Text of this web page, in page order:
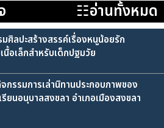
☷อ่านทั้งหมด
ศิลปะสร้างสรรค์เรื่องหนูน้อยรัก
อเล็กสำหรับเด็กปฐมวัย
รรมการเล่านิทานประกอบภาพของ
ยนอนุบาลสงขลา อำเภอเมืองสงขลา